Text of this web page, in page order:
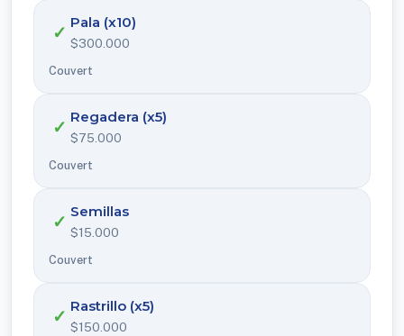
✓ Pala (x10)
$300.000
Couvert
✓ Regadera (x5)
$75.000
Couvert
✓ Semillas
$15.000
Couvert
✓ Rastrillo (x5)
$150.000